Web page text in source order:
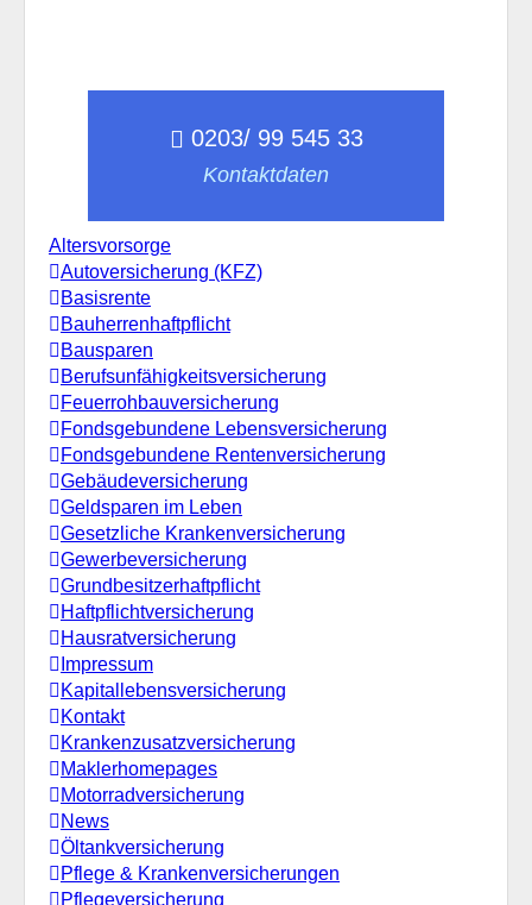
0203/ 99 545 33
Kontaktdaten
Altersvorsorge
Autoversicherung (KFZ)
Basisrente
Bauherrenhaftpflicht
Bausparen
Berufs­unfähigkeitsversicherung
Feuerrohbauversicherung
Fondsgebundene Lebensversicherung
Fondsgebundene Rentenversicherung
Gebäudeversicherung
Geldsparen im Leben
Gesetzliche Krankenversicherung
Gewerbeversicherung
Grundbesitzerhaftpflicht
Haftpflichtversicherung
Hausratversicherung
Impressum
Kapitallebensversicherung
Kontakt
Krankenzusatzversicherung
Maklerhomepages
Motorradversicherung
News
Öltankversicherung
Pflege & Krankenversicherungen
Pflegeversicherung